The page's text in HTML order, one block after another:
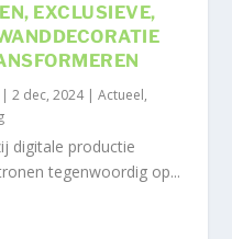
EXCLUSIEVE,
|2 dec, 2024|Actueel,
digitale productie
tegenwoordig op...